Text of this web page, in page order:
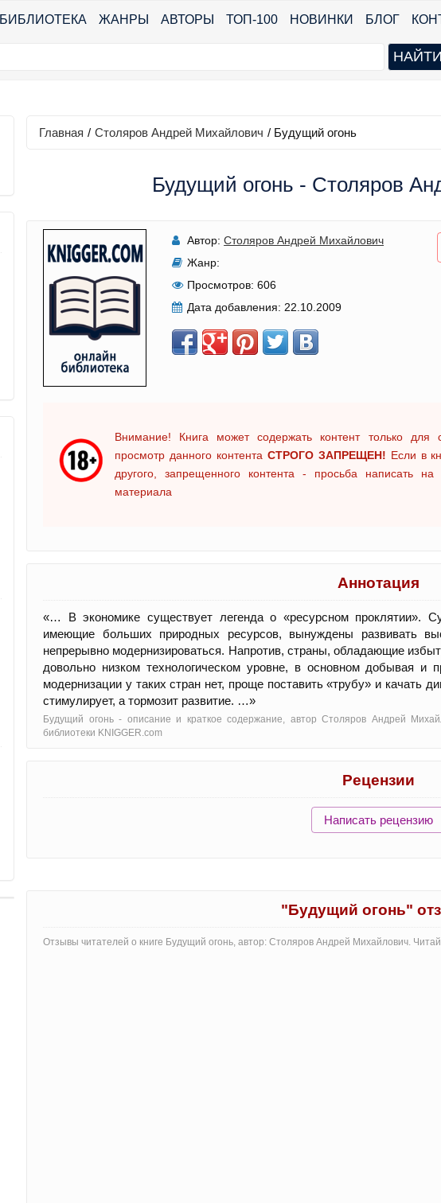
БИБЛИОТЕКА ЖАНРЫ АВТОРЫ ТОП-100 НОВИНКИ БЛОГ
Главная / Столяров Андрей Михайлович / Будущий огонь
Будущий огонь - Столяров
Автор: Столяров Андрей Михайлович
Жанр:
Просмотров: 606
Дата добавления: 22.10.2009
Внимание! Книга может содержать контент только для
просмотр данного контента СТРОГО ЗАПРЕЩЕН! Если в
другого, запрещенного контента - просьба написать на
материала
Аннотация
«… В экономике существует легенда о «ресурсном проклятии».
имеющие больших природных ресурсов, вынуждены развивать
непрерывно модернизироваться. Напротив, страны, обладающие
довольно низком технологическом уровне, в основном добывая и
модернизации у таких стран нет, проще поставить «трубу» и качать
стимулирует, а тормозит развитие. …»
Будущий огонь - oписание и краткое содержание, автор Столяров Андрей
библиотеки KNIGGER.com
Рецензии
Написать рецензию
"Будущий огонь"
Отзывы читателей о книге Будущий огонь, автор: Столяров Андрей Михайлович.